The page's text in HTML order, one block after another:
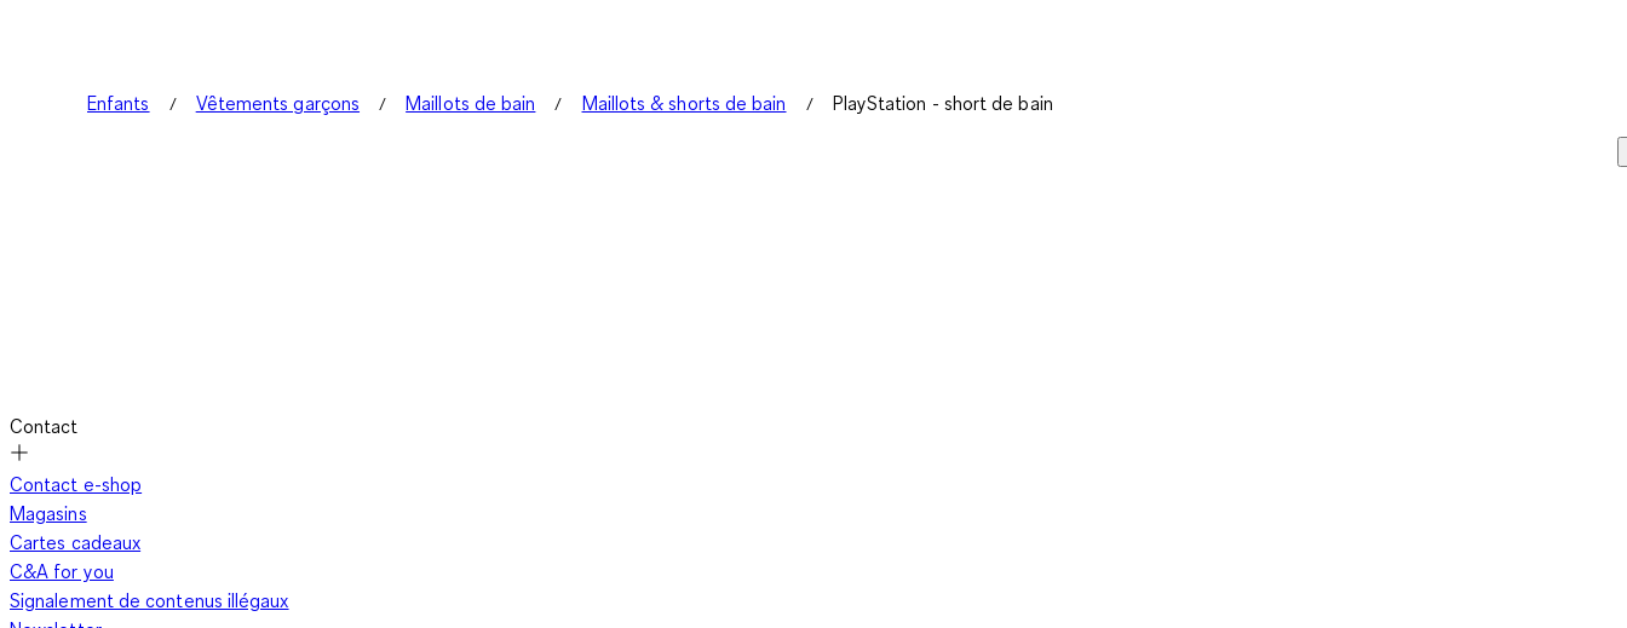
Enfants Vêtements garçons Maillots de bain Maillots & shorts de bain PlayStation - short de bain
Contact
Contact e-shop
Magasins
Cartes cadeaux
C&A for you
Signalement de contenus illégaux